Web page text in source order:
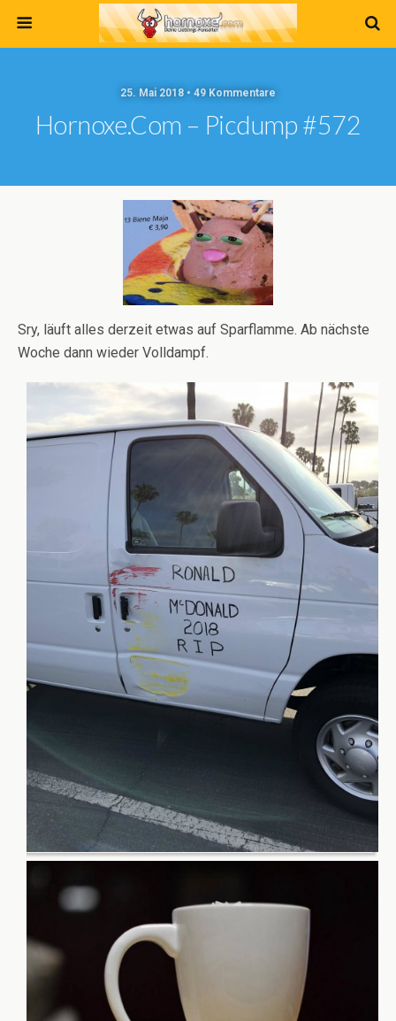
25. Mai 2018 • 49 Kommentare
Hornoxe.com – Picdump #572
Sry, läuft alles derzeit etwas auf Sparflamme. Ab nächste
Woche dann wieder Volldampf.